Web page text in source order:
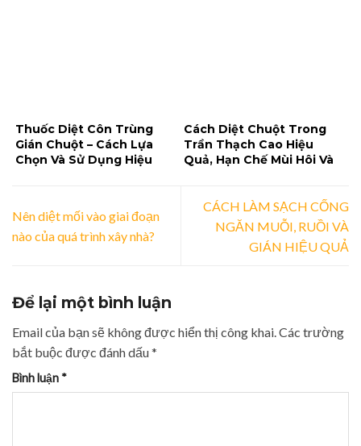
Thuốc Diệt Côn Trùng
Gián Chuột – Cách Lựa
Chọn Và Sử Dụng Hiệu
Cách Diệt Chuột Trong
Trần Thạch Cao Hiệu
Quả, Hạn Chế Mùi Hôi Và
Nên diệt mối vào giai đoạn
nào của quá trình xây nhà?
CÁCH LÀM SẠCH CỐNG
NGĂN MUỖI, RUỒI VÀ
GIÁN HIỆU QUẢ
Để lại một bình luận
Email của bạn sẽ không được hiển thị công khai.Các trường
bắt buộc được đánh dấu*
Bình luận *